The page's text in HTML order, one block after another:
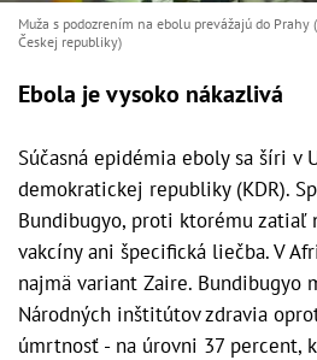
Muža s podozrením na ebolu prevážajú do
Českej republiky )
Ebola je vysoko nákazlivá
Súčasná epidémia eboly sa šíri v
demokratickej republiky (KDR).
Bundibugyo, proti ktorému zatiaľ
vakcíny ani špecifická liečba. V
najmä variant Zaire. Bundibugyo
Národných inštitútov zdravia
úmrtnosť - na úrovni 37 percent,